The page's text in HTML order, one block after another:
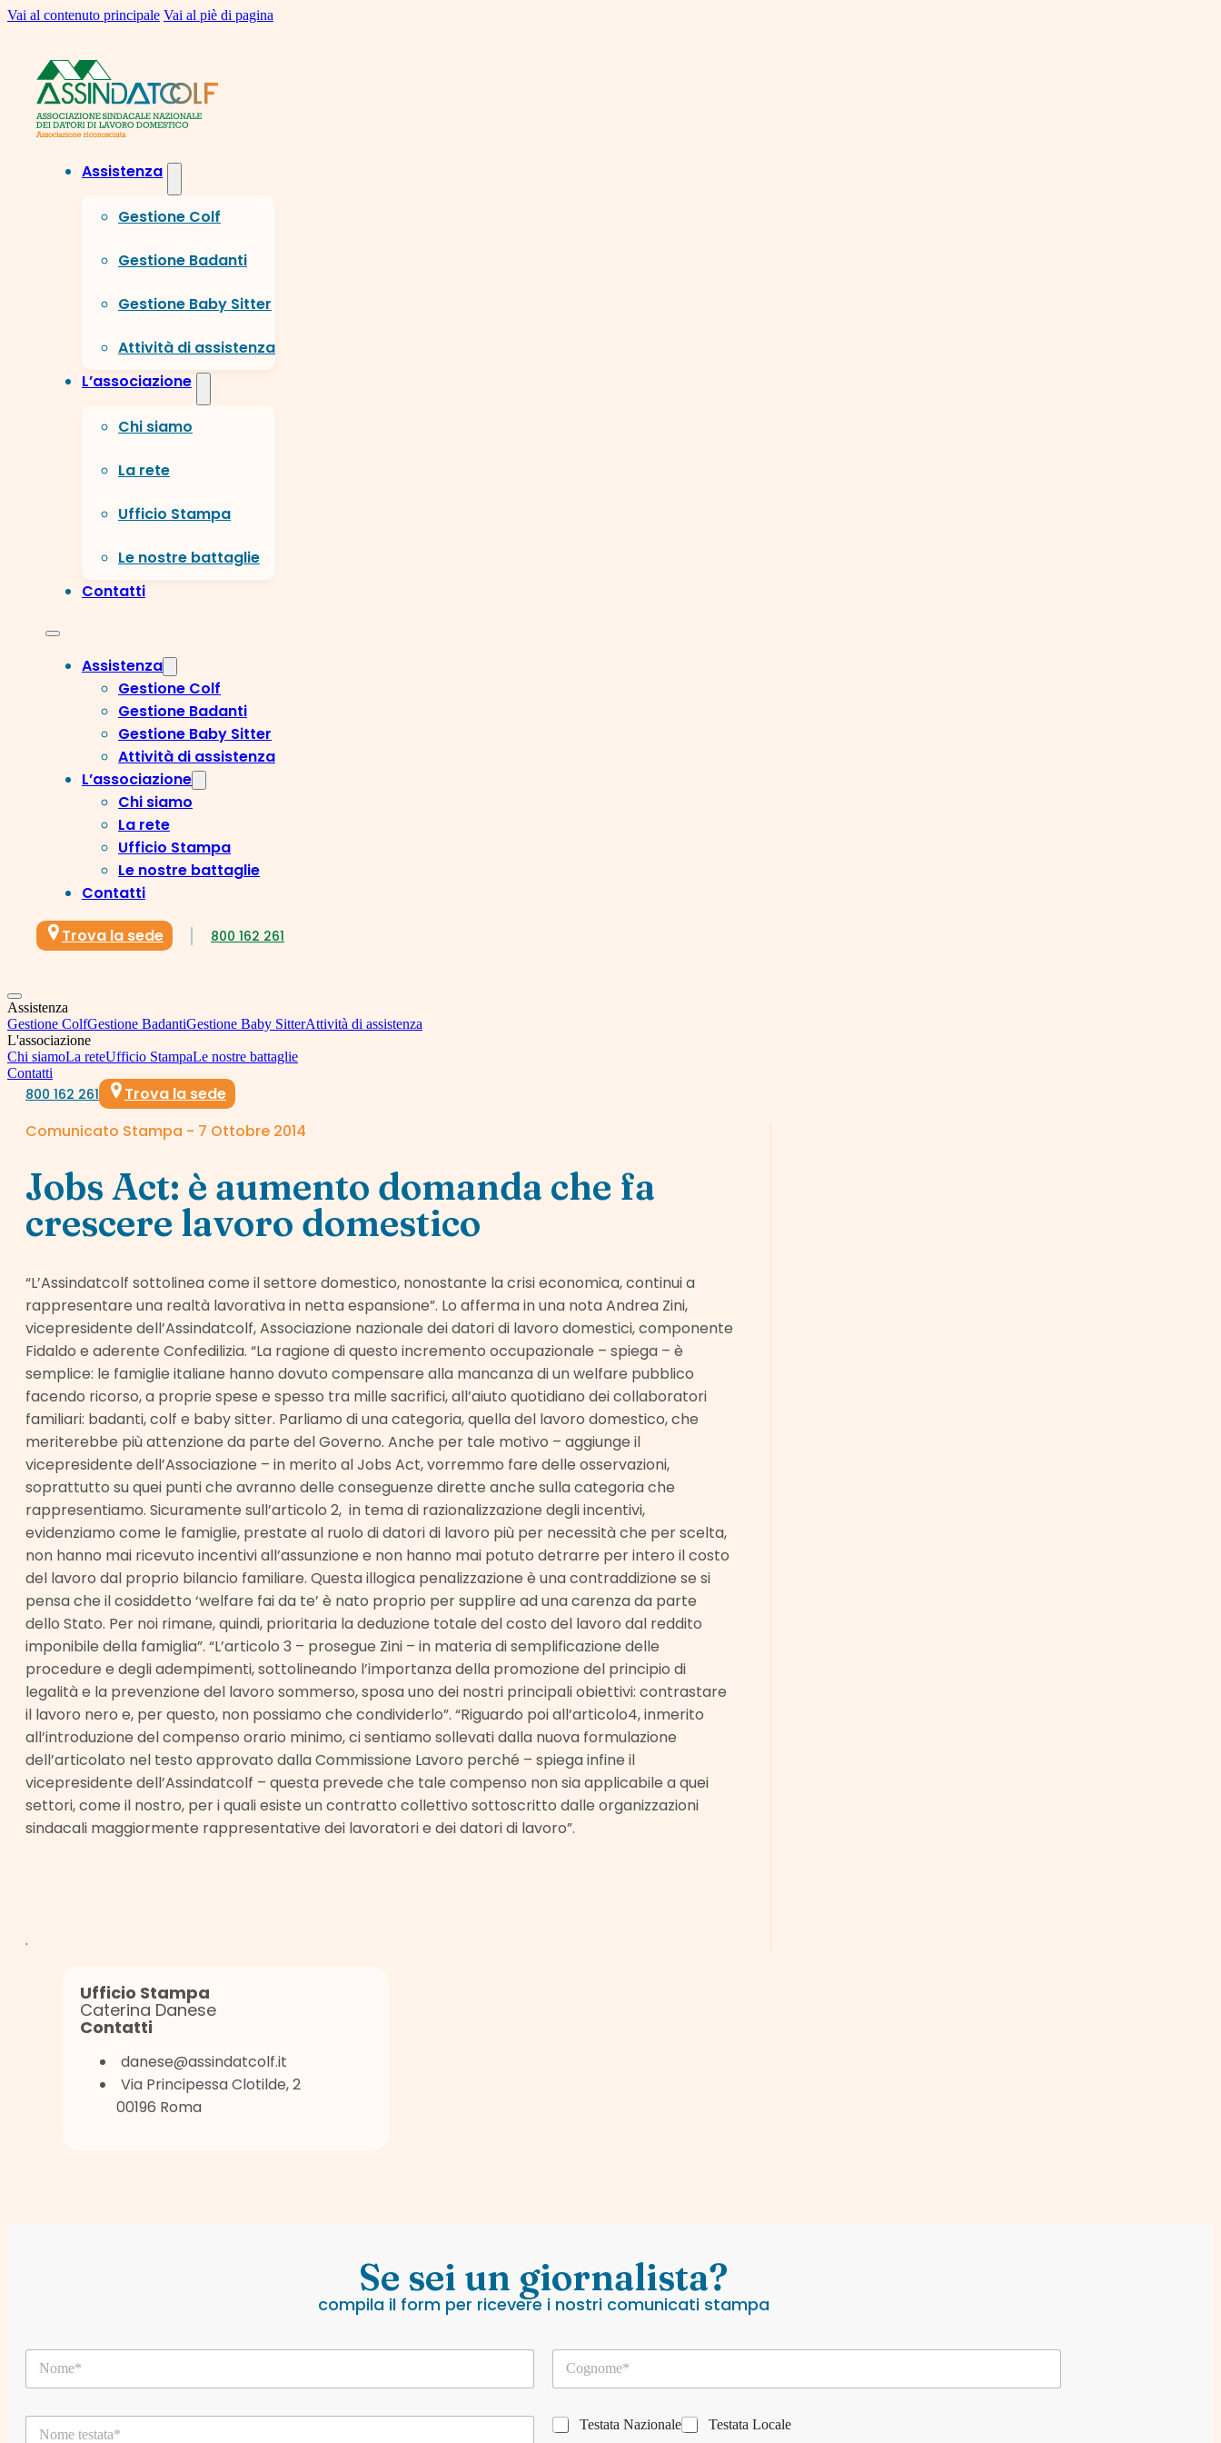
Vai al contenuto principale Vai al piè di pagina
Assistenza
Gestione Colf
Gestione Badanti
Gestione Baby Sitter
Attività di assistenza
L’associazione
Chi siamo
La rete
Ufficio Stampa
Le nostre battaglie
Contatti
Assistenza
Gestione Colf
Gestione Badanti
Gestione Baby Sitter
Attività di assistenza
L’associazione
Chi siamo
La rete
Ufficio Stampa
Le nostre battaglie
Contatti
Trova la sede 800 162 261
Assistenza
Gestione ColfGestione BadantiGestione Baby SitterAttività di assistenza
L'associazione
Chi siamoLa reteUfficio StampaLe nostre battaglie
Contatti
800 162 261
Trova la sede
Comunicato Stampa - 7 Ottobre 2014
Jobs Act: è aumento domanda che fa
crescere lavoro domestico
“L’Assindatcolf sottolinea come il settore domestico, nonostante la crisi economica, continui a
rappresentare una realtà lavorativa in netta espansione”. Lo afferma in una nota Andrea Zini,
vicepresidente dell’Assindatcolf, Associazione nazionale dei datori di lavoro domestici, componente
Fidaldo e aderente Confedilizia. “La ragione di questo incremento occupazionale – spiega – è
semplice: le famiglie italiane hanno dovuto compensare alla mancanza di un welfare pubblico
facendo ricorso, a proprie spese e spesso tra mille sacrifici, all’aiuto quotidiano dei collaboratori
familiari: badanti, colf e baby sitter. Parliamo di una categoria, quella del lavoro domestico, che
meriterebbe più attenzione da parte del Governo. Anche per tale motivo – aggiunge il
vicepresidente dell’Associazione – in merito al Jobs Act, vorremmo fare delle osservazioni,
soprattutto su quei punti che avranno delle conseguenze dirette anche sulla categoria che
rappresentiamo. Sicuramente sull’articolo 2, in tema di razionalizzazione degli incentivi,
evidenziamo come le famiglie, prestate al ruolo di datori di lavoro più per necessità che per scelta,
non hanno mai ricevuto incentivi all’assunzione e non hanno mai potuto detrarre per intero il costo
del lavoro dal proprio bilancio familiare. Questa illogica penalizzazione è una contraddizione se si
pensa che il cosiddetto ‘welfare fai da te’ è nato proprio per supplire ad una carenza da parte
dello Stato. Per noi rimane, quindi, prioritaria la deduzione totale del costo del lavoro dal reddito
imponibile della famiglia”. “L’articolo 3 – prosegue Zini – in materia di semplificazione delle
procedure e degli adempimenti, sottolineando l’importanza della promozione del principio di
legalità e la prevenzione del lavoro sommerso, sposa uno dei nostri principali obiettivi: contrastare
il lavoro nero e, per questo, non possiamo che condividerlo”. “Riguardo poi all’articolo4, inmerito
all’introduzione del compenso orario minimo, ci sentiamo sollevati dalla nuova formulazione
dell’articolato nel testo approvato dalla Commissione Lavoro perché – spiega infine il
vicepresidente dell’Assindatcolf – questa prevede che tale compenso non sia applicabile a quei
settori, come il nostro, per i quali esiste un contratto collettivo sottoscritto dalle organizzazioni
sindacali maggiormente rappresentative dei lavoratori e dei datori di lavoro”.
.
Ufficio Stampa
Caterina Danese
Contatti
danese@assindatcolf.it
Via Principessa Clotilde, 2
00196 Roma
Se sei un giornalista?
compila il form per ricevere i nostri comunicati stampa
N
m
C
g
o
N
T
Testata Nazionale Testata Locale